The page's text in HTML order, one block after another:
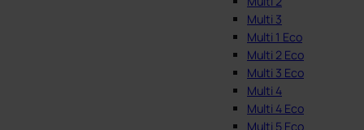
Multi 3
Multi 1 Eco
Multi 2 Eco
Multi 3 Eco
Multi 4
Multi 4 Eco
Multi 5 Eco